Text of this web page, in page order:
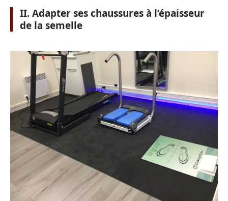
II. Adapter ses chaussures à l’épaisseur
de la semelle